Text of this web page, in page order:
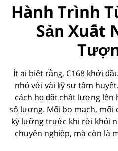
Hành Trình
Sản Xuất
Ít ai biết rằng, C168 khởi
nhỏ với vài kỹ sư tâm
cách họ đặt chất lượng lên
số lượng. Mỗi bo mạch, mỗi
kỹ lưỡng trước khi rời khỏi
chuyên nghiệp, mà còn là